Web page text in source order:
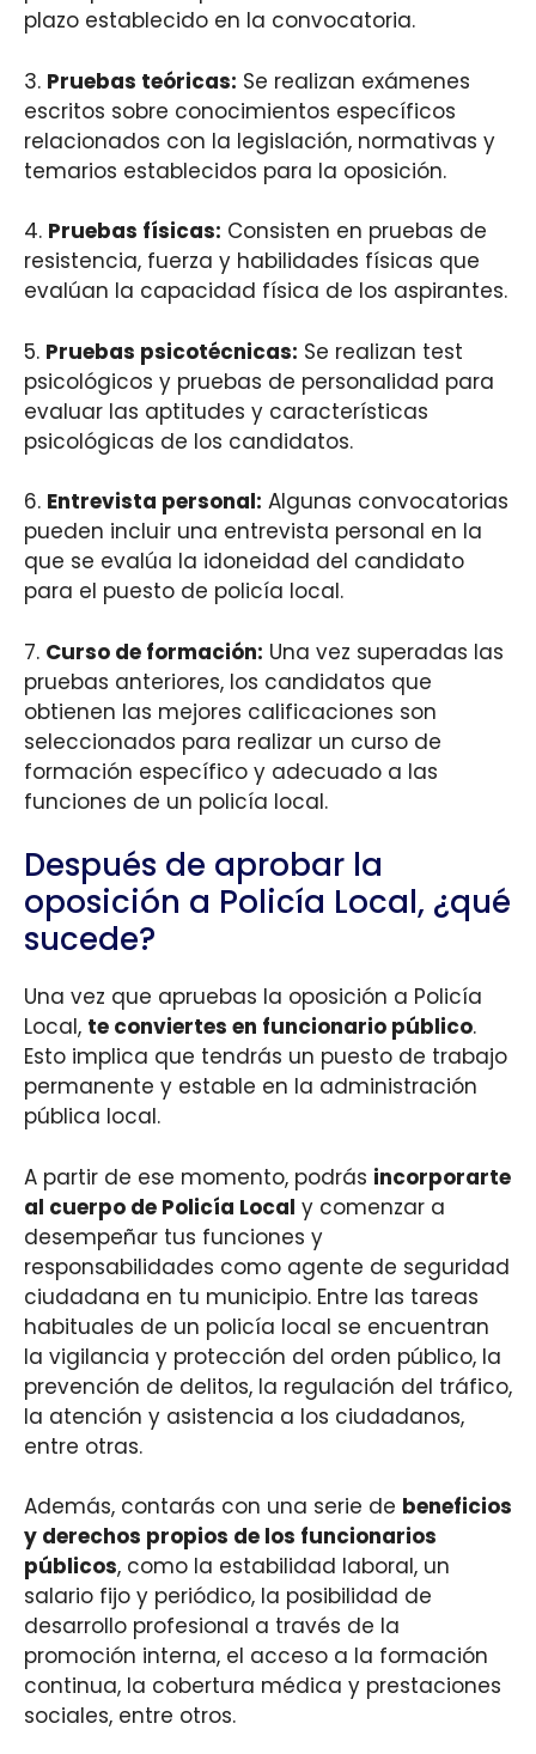
plazo establecido en la convocatoria.
3. Pruebas teóricas: Se realizan exámenes
escritos sobre conocimientos específicos
relacionados con la legislación, normativas y
temarios establecidos para la oposición.
4. Pruebas físicas: Consisten en pruebas de
resistencia, fuerza y habilidades físicas que
evalúan la capacidad física de los aspirantes.
5. Pruebas psicotécnicas: Se realizan test
psicológicos y pruebas de personalidad para
evaluar las aptitudes y características
psicológicas de los candidatos.
6. Entrevista personal: Algunas convocatorias
pueden incluir una entrevista personal en la
que se evalúa la idoneidad del candidato
para el puesto de policía local.
7. Curso de formación: Una vez superadas las
pruebas anteriores, los candidatos que
obtienen las mejores calificaciones son
seleccionados para realizar un curso de
formación específico y adecuado a las
funciones de un policía local.
Después de aprobar la
oposición a Policía Local, ¿qué
sucede?
Una vez que apruebas la oposición a Policía
Local, te conviertes en funcionario público.
Esto implica que tendrás un puesto de trabajo
permanente y estable en la administración
pública local.
A partir de ese momento, podrás incorporarte
al cuerpo de Policía Local y comenzar a
desempeñar tus funciones y
responsabilidades como agente de seguridad
ciudadana en tu municipio. Entre las tareas
habituales de un policía local se encuentran
la vigilancia y protección del orden público, la
prevención de delitos, la regulación del tráfico,
la atención y asistencia a los ciudadanos,
entre otras.
Además, contarás con una serie de beneficios
y derechos propios de los funcionarios
públicos, como la estabilidad laboral, un
salario fijo y periódico, la posibilidad de
desarrollo profesional a través de la
promoción interna, el acceso a la formación
continua, la cobertura médica y prestaciones
sociales, entre otros.